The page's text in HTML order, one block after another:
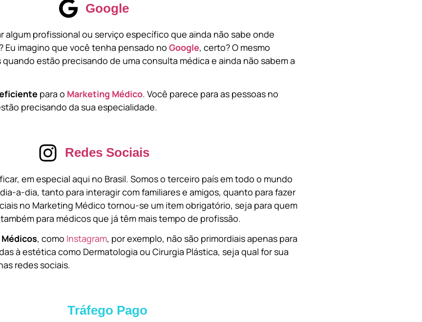
Google
algum profissional ou serviço específico que ainda não sabe onde
imagino que você tenha pensado no Google, certo? O mesmo
estão precisando de uma consulta médica e ainda não sabem a
para o Marketing Médico. Você parece para as pessoas no
precisando da sua especialidade.
Redes Sociais
em especial aqui no Brasil. Somos o terceiro país em todo o mundo
a-dia, tanto para interagir com familiares e amigos, quanto para fazer
no Marketing Médico tornou-se um item obrigatório, seja para quem
para médicos que já têm mais tempo de profissão.
, como Instagram, por exemplo, não são primordiais apenas para
à estética como Dermatologia ou Cirurgia Plástica, seja qual for sua
redes sociais.
Tráfego Pago